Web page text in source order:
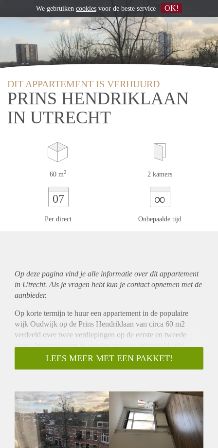
DIT APPARTEMENT IS VERHUURD
PRINS HENDRIKLAAN
IN UTRECHT
60 m2 2 kamers
07
Per direct
∞
Onbepaalde tijd
Op deze pagina vind je alle informatie over ditappartement
in Utrecht. Als je vragen hebt kun je contact opnemen met de
aanbieder.
Op korte termijn te huur een appartement in de populaire
wijk Oudwijk op de Prins Hendriklaan van circa 60 m2
verdeeld over twee verdiepingen op de eerste en tweede
etage. Ingangsdatum in overleg en voor onbepaalde tijd.
eerste verdieping: entree via een trap, op deze etage bevindt
douche.
Via een trap naar de twee etage: deze etage bestaat uit één
grote ruimte, met zeer hoog plafond, prachtig uitzicht,
sfeervolle verlichting, karakteristieke elementen en een met
trap bereikbare verhoging in de nok van het dak die gebruikt
LEES MEER MET EEN PAKKET!
We gebruiken cookies voor de beste service OK!